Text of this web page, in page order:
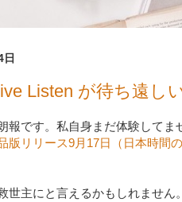
Listen が待ち遠し
報です。私自身まだ体験してま
版リリース9月17日（日本時間
世主にと言えるかもしれません